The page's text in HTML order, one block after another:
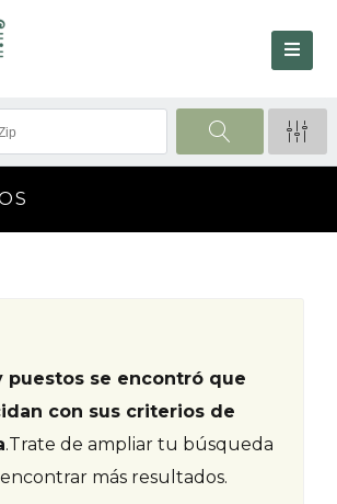
puestos se encontró que
con sus criterios de
.Trate de ampliar tu búsqueda
más resultados.